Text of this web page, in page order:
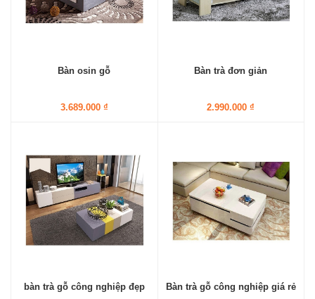
Bàn osin gỗ
3.689.000 ₫
Bàn trà đơn giản
2.990.000 ₫
bàn trà gỗ công nghiệp đẹp Bàn trà gỗ công nghiệp giá rẻ